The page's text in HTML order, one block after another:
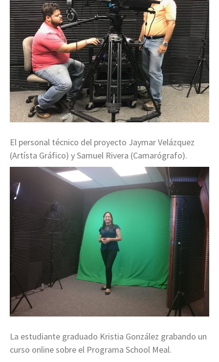
El personal técnico del proyecto Jaymar Velázquez
(Artísta Gráfico) y Samuel Rivera (Camarógrafo).
La estudiante graduado Kristia González grabando un
curso online sobre el Programa School Meal.